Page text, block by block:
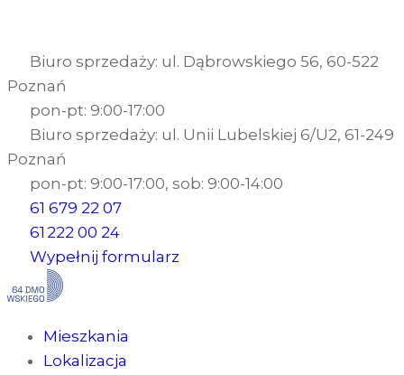
Biuro sprzedaży: ul. Dąbrowskiego 56, 60-522
Poznań
pon-pt: 9:00-17:00
Biuro sprzedaży: ul. Unii Lubelskiej 6/U2, 61-249
Poznań
pon-pt: 9:00-17:00, sob: 9:00-14:00
61 679 22 07
61 222 00 24
Wypełnij formularz
Mieszkania
Lokalizacja